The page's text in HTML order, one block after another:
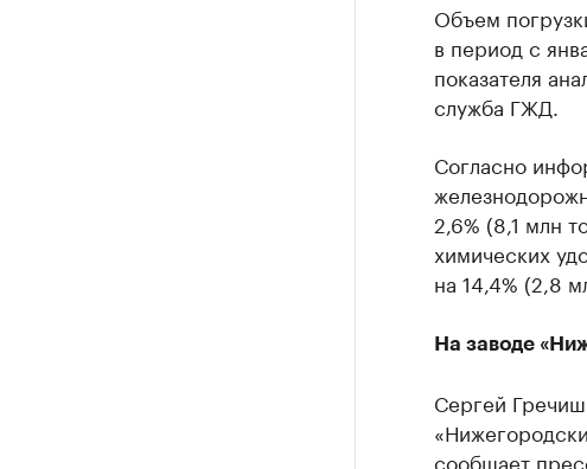
Объем
в период с
показателя
служба ГЖД.
Согласно
2,6% (8,1 млн
химических
на 14,4% (2,8
На заводе
Сергей
сообщает